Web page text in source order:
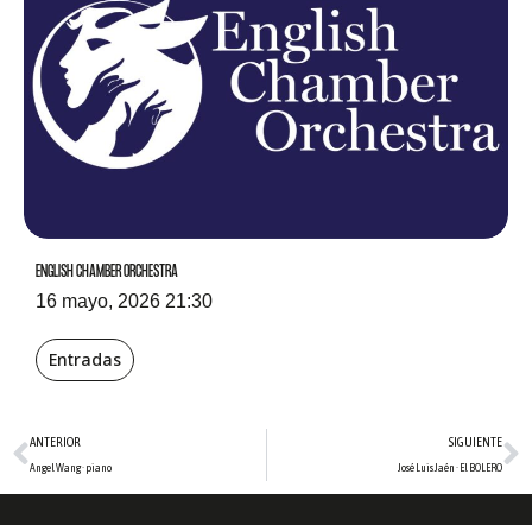
ENGLISH CHAMBER ORCHESTRA
16 mayo, 2026 21:30
Entradas
Ant
ANTERIOR
Angel Wang · piano
SIGUIENTE
José Luis Jaén · El BOLERO